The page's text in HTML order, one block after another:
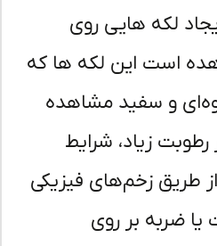
لکه هایی روی
این لکه ها که
و سفید مشاهده
زیاد، شرایط
زخم‌های فیزیکی
بر روی